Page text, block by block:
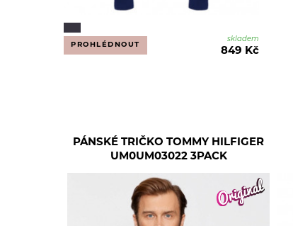
PROHLÉDNOUT
skladem
849 Kč
PÁNSKÉ TRIČKO TOMMY HILFIGER
UM0UM03022 3PACK